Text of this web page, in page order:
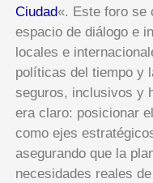
Ciudad«. Este foro se
espacio de diálogo e
locales e
políticas del tiempo y
seguros, inclusivos y
era claro: posicionar
como ejes
asegurando que la
necesidades reales